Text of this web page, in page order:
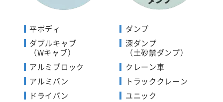
平ボディ
ダブルキャブ
（Wキャブ）
アルミブロック
アルミバン
ドライバン
ダンプ
深ダンプ
（土砂禁ダンプ）
クレーン車
トラッククレーン
ユニック